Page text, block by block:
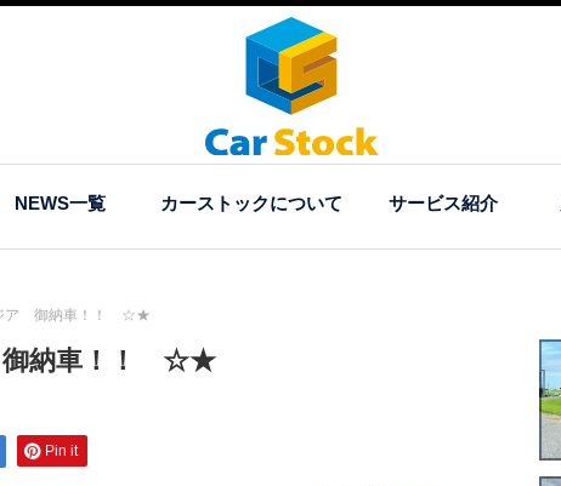
NEWS一覧 カーストックについて サービス紹介
御納車！！ ☆★
納車！！ ☆★
Pin it